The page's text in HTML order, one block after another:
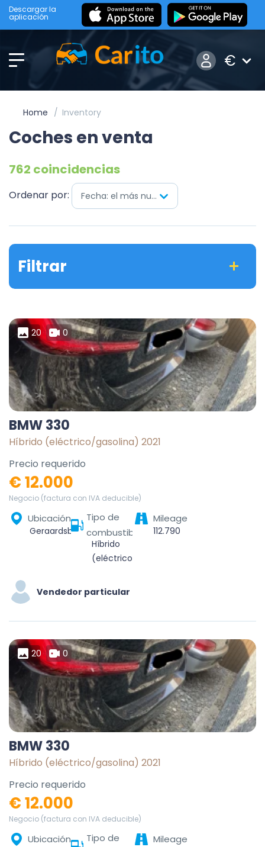
Descargar la
aplicación
€
Home Inventory
Coches en venta
762 coincidencias
Ordenar por: Fecha: el más nuevo primero
Filtrar
20 0
BMW 330
Híbrido (eléctrico/gasolina) 2021
Precio requerido
€ 12.000
Negocio (factura con IVA deducible)
Ubicación
Geraardsbergen, Aalst, Oost-Vlaanderen, Vlaanderen, België
Tipo de
combustible
Híbrido
(eléctrico/gasolina)
Mileage
112.790
Vendedor particular
20 0
BMW 330
Híbrido (eléctrico/gasolina) 2021
Precio requerido
€ 12.000
Negocio (factura con IVA deducible)
Ubicación
Tipo de
Mileage